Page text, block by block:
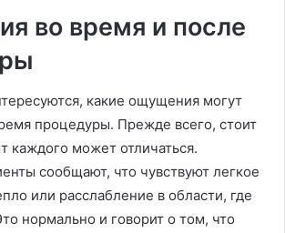
во время и после
какие ощущения могут
процедуры. Прежде всего, стоит
каждого может отличаться.
сообщают, что чувствуют легкое
или расслабление в области, где
нормально и говорит о том, что